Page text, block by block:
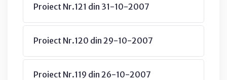
Proiect Nr.121 din 31-10-2007
Proiect Nr.120 din 29-10-2007
Proiect Nr.119 din 26-10-2007